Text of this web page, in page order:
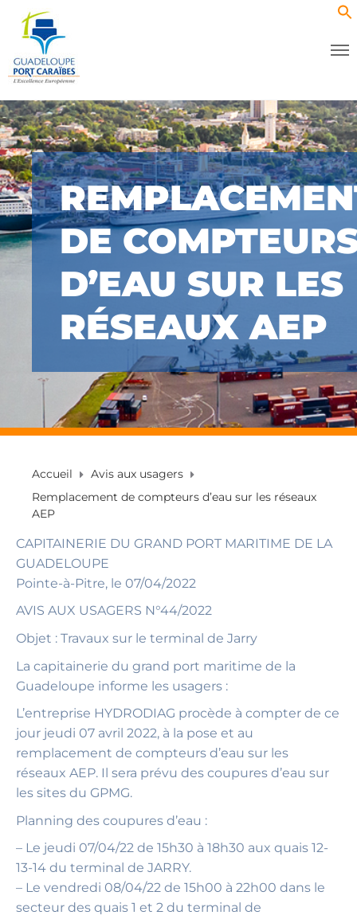
DE
D’EAU SUR LES
RÉSEAUX AEP
Accueil
Avis aux usagers
Remplacement de compteurs d’eau sur les réseaux
AEP
CAPITAINERIE DU GRAND PORT MARITIME DE LA
GUADELOUPE
Pointe-à-Pitre, le 07/04/2022
AVIS AUX USAGERS N°44/2022
Objet : Travaux sur le terminal de Jarry
La capitainerie du grand port maritime de la
Guadeloupe informe les usagers :
L’entreprise HYDRODIAG procède à compter de ce
jour jeudi 07 avril 2022, à la pose et au
remplacement de compteurs d’eau sur les
réseaux AEP. Il sera prévu des coupures d’eau sur
les sites du GPMG.
Planning des coupures d’eau :
– Le jeudi 07/04/22 de 15h30 à 18h30 aux quais 12-
13-14 du terminal de JARRY.
– Le vendredi 08/04/22 de 15h00 à 22h00 dans le
secteur des quais 1 et 2 du terminal de